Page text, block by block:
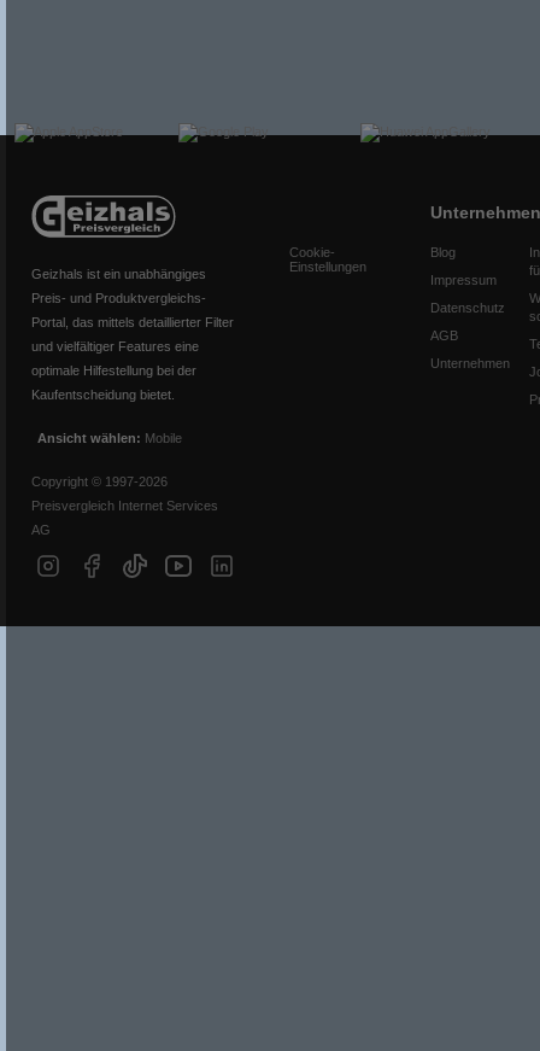
Geizhals ist ein unabhängiges
Preis- und Produktvergleichs-
Portal, das mittels detaillierter Filter
und vielfältiger Features eine
optimale Hilfestellung bei der
Kaufentscheidung bietet.
Ansicht wählen: Mobile
Copyright © 1997-2026
Preisvergleich Internet Services
AG
Cookie-
Einstellungen
Unternehmen
Blog
Impressum
Datenschutz
AGB
Unternehmen